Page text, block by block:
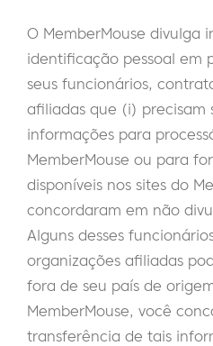
O MemberMouse divulga
identificação pessoal em
seus funcionários,
afiliadas que (i) precisam
informações para
MemberMouse ou para
disponíveis nos sites do
concordaram em não
Alguns desses
organizações afiliadas
fora de seu país de
MemberMouse, você
transferência de tais